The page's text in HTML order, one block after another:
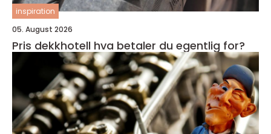
inspiration
05. August 2026
Pris dekkhotell hva betaler du egentlig for?